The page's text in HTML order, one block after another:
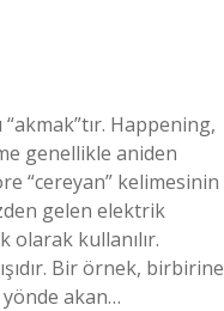
Happening,
genellikle aniden
“cereyan” kelimesinin
gelen elektrik
olarak kullanılır.
Bir örnek, birbirine
yönde akan…